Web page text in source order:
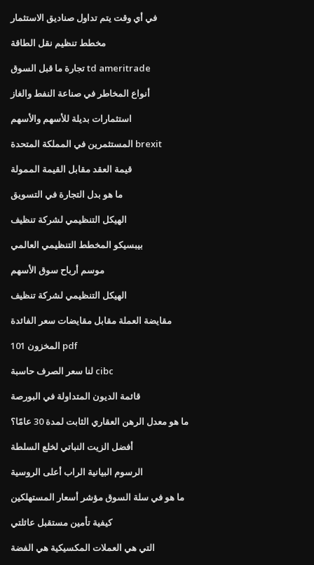
في أي وقت يتم تداول صناديق الاستثمار
مخطط تنظيم نقل الطاقة
تجارة ما قبل السوق td ameritrade
أنواع المخاطر في صناعة النفط والغاز
استثمارات بديلة للأسهم والأسهم
المستثمرين في المملكة المتحدة brexit
قيمة العقد مقابل القيمة الممولة
ما هو بدل التجارة في التسويق
الهيكل التنظيمي لشركة تنظيف
بيبسيكو المخطط التنظيمي العالمي
موسم أرباح سوق الأسهم
الهيكل التنظيمي لشركة تنظيف
مقايضة العملة مقابل مقايضات سعر الفائدة
101 المخزون pdf
لنا سعر الصرف حاسبة cibc
قائمة الديون المتداولة في البورصة
ما هو معدل الرهن العقاري الثابت لمدة 30 عامًا؟
أفضل الزيت النباتي لخلع السلطة
الرسوم البيانية الراب أعلى الروسية
ما هو في سلة السوق مؤشر أسعار المستهلكين
كيفية تأمين مستقبل عائلتي
التي هي العملات المكسيكية هي الفضة